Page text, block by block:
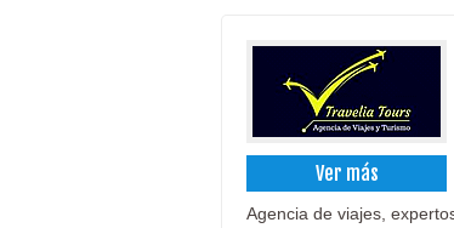
Ver más
Agencia de viajes,